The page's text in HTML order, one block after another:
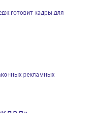
готовит кадры для
рекламных